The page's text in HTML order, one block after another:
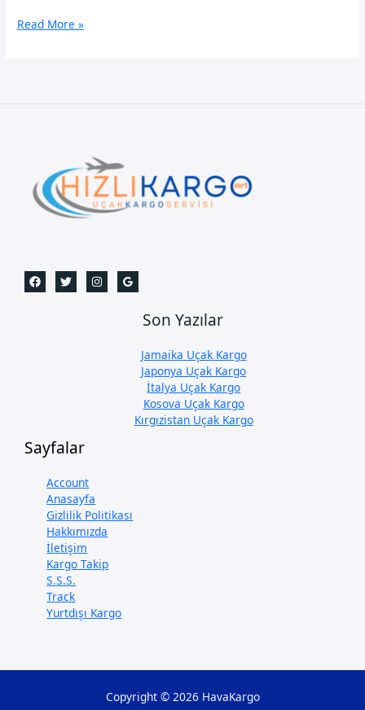
Ordu
Read More »
Son Yazılar
Jamaika Uçak Kargo
Japonya Uçak Kargo
İtalya Uçak Kargo
Kosova Uçak Kargo
Kırgızistan Uçak Kargo
Sayfalar
Account
Anasayfa
Gizlilik Politikası
Hakkımızda
İletişim
Kargo Takip
S.S.S.
Track
Yurtdışı Kargo
Copyright © 2026 HavaKargo